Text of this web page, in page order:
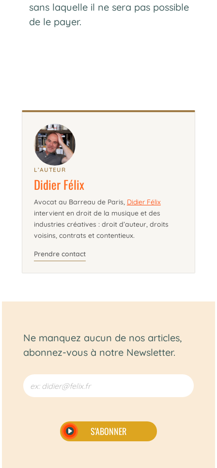
sans laquelle il ne sera pas possible
de le payer.
L’AUTEUR
Didier Félix
Avocat au Barreau de Paris, Didier Félix
intervient en droit de la musique et des
industries créatives : droit d’auteur, droits
voisins, contrats et contentieux.
Prendre contact
Ne manquez aucun de nos articles,
abonnez-vous à notre Newsletter.
S'ABONNER